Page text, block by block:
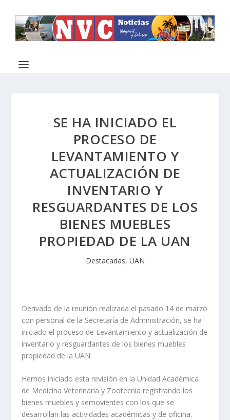
SE HA INICIADO EL
PROCESO DE
LEVANTAMIENTO Y
ACTUALIZACIÓN DE
INVENTARIO Y
RESGUARDANTES DE LOS
BIENES MUEBLES
PROPIEDAD DE LA UAN
Destacadas, UAN
Derivado de la reunión realizada el pasado 14 de marzo
con personal de la Secretaría de Administración, se ha
iniciado el proceso de Levantamiento y actualización de
inventario y resguardantes de los bienes muebles
propiedad de la UAN.
Hemos iniciado esta revisión en la Unidad Académica
de Medicina Veterinaria y Zootecnia registrando los
bienes muebles y semovientes con los que se
desarrollan las actividades académicas y de oficina.